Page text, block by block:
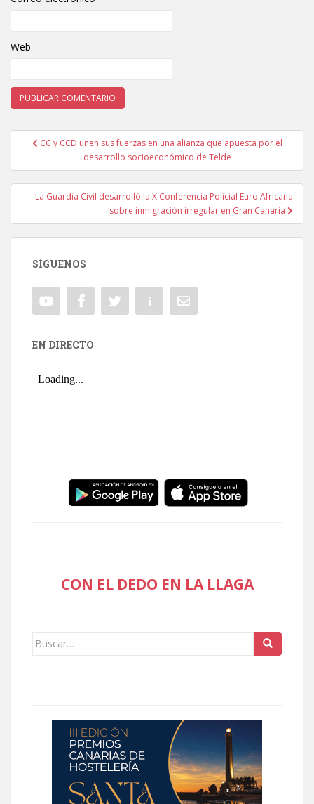
Web
Navegación de entradas
CC y CCD unen sus fuerzas en una alianza que apuesta por el
desarrollo socioeconómico de Telde
La Guardia Civil desarrolló la X Conferencia Policial Euro Africana
sobre inmigración irregular en Gran Canaria
SÍGUENOS
EN DIRECTO
CON EL DEDO EN LA LLAGA
Buscar: